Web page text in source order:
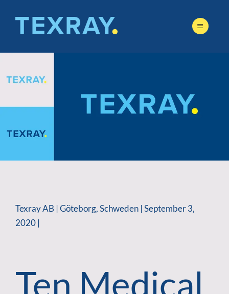
content
Texray AB | Göteborg, Schweden | September 3,
2020 |
Ten Medical